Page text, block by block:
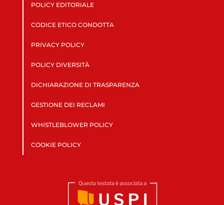
POLICY EDITORIALE
CODICE ETICO CONDOTTA
PRIVACY POLICY
POLICY DIVERSITÀ
DICHIARAZIONE DI TRASPARENZA
GESTIONE DEI RECLAMI
WHISTLEBLOWER POLICY
COOKIE POLICY